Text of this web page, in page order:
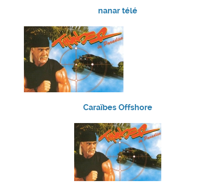
nanar télé
Caraïbes Offshore